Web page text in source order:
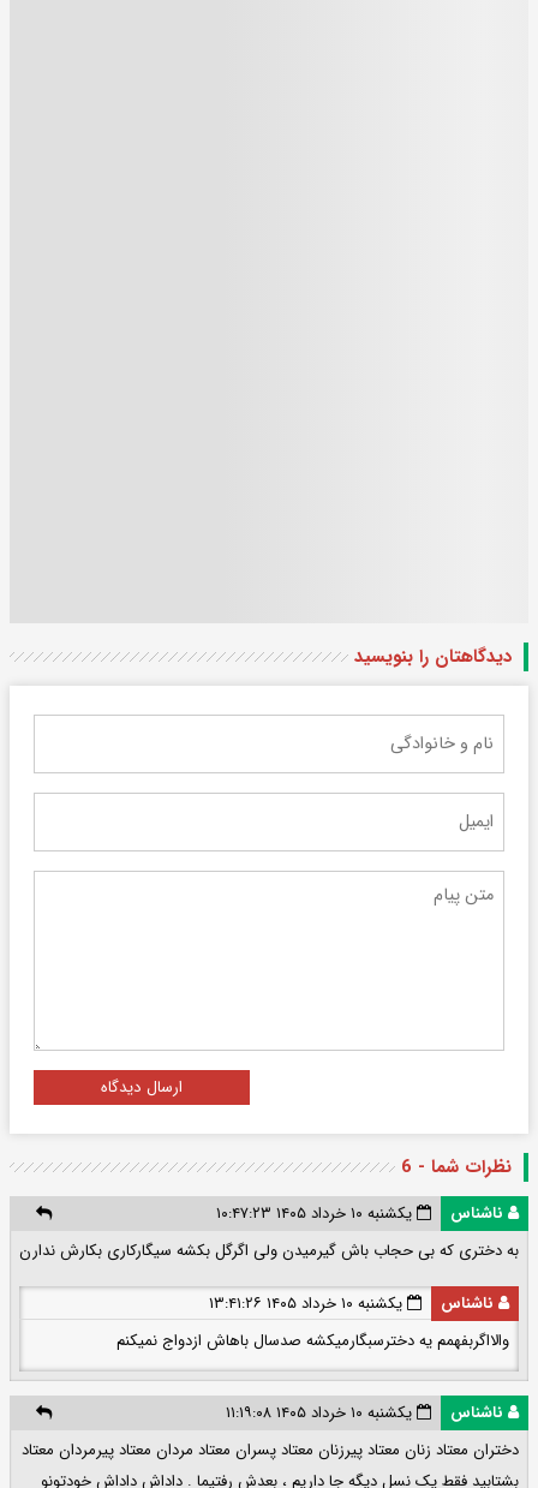
دیدگاهتان را بنویسید
ارسال دیدگاه
نظرات شما - 6
ناشناس
یکشنبه ۱۰ خرداد ۱۴۰۵ ۱۰:۴۷:۲۳
به دختری که بی حجاب باش گیرمیدن ولی اگرگل بکشه سیگارکاری بکارش ندارن
ناشناس
یکشنبه ۱۰ خرداد ۱۴۰۵ ۱۳:۴۱:۲۶
والااگربفهمم یه دخترسبگارمیکشه صدسال باهاش ازدواج نمیکنم
ناشناس
یکشنبه ۱۰ خرداد ۱۴۰۵ ۱۱:۱۹:۰۸
دختران معتاد زنان معتاد پیرزنان معتاد پسران معتاد مردان معتاد پیرمردان معتاد
بشتابید فقط یک نسل دیگه جا داریم ، بعدش رفتیما . داداش داداش خودتونو